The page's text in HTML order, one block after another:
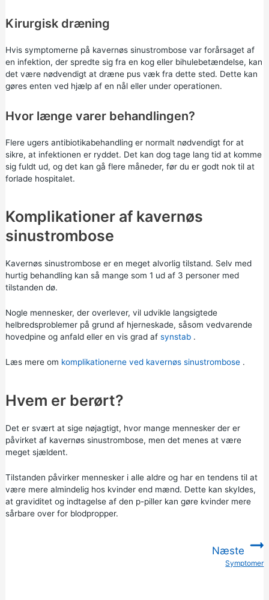
Kirurgisk dræning
Hvis symptomerne på kavernøs sinustrombose var forårsaget af
en infektion, der spredte sig fra en kog eller bihulebetændelse, kan
det være nødvendigt at dræne pus væk fra dette sted. Dette kan
gøres enten ved hjælp af en nål eller under operationen.
Hvor længe varer behandlingen?
Flere ugers antibiotikabehandling er normalt nødvendigt for at
sikre, at infektionen er ryddet. Det kan dog tage lang tid at komme
sig fuldt ud, og det kan gå flere måneder, før du er godt nok til at
forlade hospitalet.
Komplikationer af kavernøs
sinustrombose
Kavernøs sinustrombose er en meget alvorlig tilstand. Selv med
hurtig behandling kan så mange som 1 ud af 3 personer med
tilstanden dø.
Nogle mennesker, der overlever, vil udvikle langsigtede
helbredsproblemer på grund af hjerneskade, såsom vedvarende
hovedpine og anfald eller en vis grad af synstab.
Læs mere om komplikationerne ved kavernøs sinustrombose.
Hvem er berørt?
Det er svært at sige nøjagtigt, hvor mange mennesker der er
påvirket af kavernøs sinustrombose, men det menes at være
meget sjældent.
Tilstanden påvirker mennesker i alle aldre og har en tendens til at
være mere almindelig hos kvinder end mænd. Dette kan skyldes,
at graviditetog indtagelse af den p-pillerkan gøre kvinder mere
sårbare over for blodpropper.
Næste
:
Symptomer